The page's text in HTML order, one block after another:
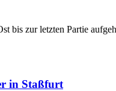
bis zur letzten Partie
in Staßfurt